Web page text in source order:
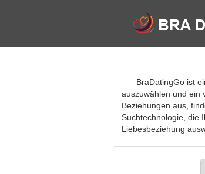
BraDatingGo ist
auszuwählen und ein
Beziehungen aus,
Suchtechnologie, die
Liebesbeziehung